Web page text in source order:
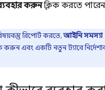
করুনক্লিক করতে
রিপোর্ট করতে,আইনি সমস্যা
করুন এবং একটি নতুন ট্যাবে